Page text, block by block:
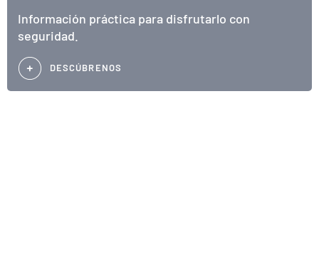
Información práctica para disfrutarlo con
seguridad.
DESCÚBRENOS